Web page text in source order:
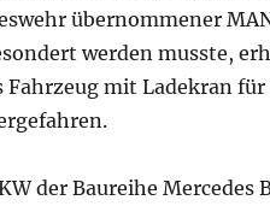
übernommener
werden musste,
Fahrzeug mit Ladekran
der Baureihe Mercedes